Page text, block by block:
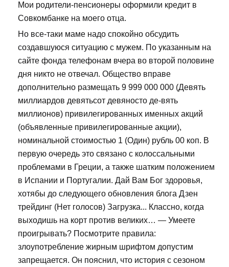
Мои родители-пенсионеры оформили кредит в
Совкомбанке на моего отца.
Но все-таки маме надо спокойно обсудить
создавшуюся ситуацию с мужем. По указанным на
сайте фонда телефонам вчера во второй половине
дня никто не отвечал. Общество вправе
дополнительно размещать 9 999 000 000 (Девять
миллиардов девятьсот девяносто де-вять
миллионов) привилегированных именных акций
(объявленные привилегированные акции),
номинальной стоимостью 1 (Один) рубль 00 коп. В
первую очередь это связано с колоссальными
проблемами в Греции, а также шатким положением
в Испании и Португалии. Дай Вам Бог здоровья,
хотябы до следующего обновления блога Дзен
трейдинг (Нет голосов) Загрузка... Классно, когда
выходишь на корт против великих… — Умеете
проигрывать? Посмотрите правила:
злоупотребление жирным шрифтом допустим
запрещается. Он пояснил, что история с сезоном